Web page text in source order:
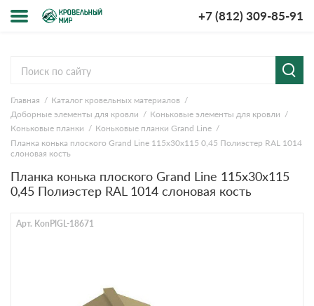
+7 (812) 309-85-91
и
рум
Расчет кровли из
металлочерепицы
кровли из
Расчет софитов
Расчет
Расчет
штакетника для
Расчет
кровли
Главная
Каталог кровельных материалов
Доборные элементы для кровли
Коньковые элементы для кровли
Коньковые планки
Коньковые планки Grand Line
Планка конька плоского Grand Line 115х30х115 0,45 Полиэстер RAL 1014
слоновая кость
Планка конька плоского Grand Line 115х30х115
0,45 Полиэстер RAL 1014 слоновая кость
Арт. KonPlGL-18671